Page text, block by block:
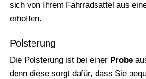
sich von Ihrem Fahrradsattel aus
erhoffen.
Polsterung
Die Polsterung ist bei einer Probe
denn diese sorgt dafür, dass Sie